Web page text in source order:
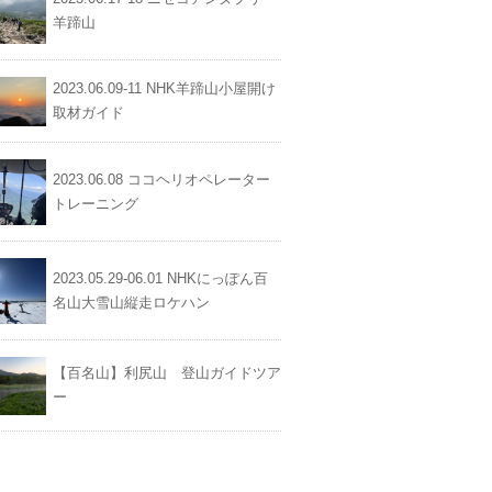
羊蹄山
2023.06.09-11 NHK羊蹄山小屋開け
取材ガイド
2023.06.08 ココヘリオペレーター
トレーニング
2023.05.29-06.01 NHKにっぽん百
名山大雪山縦走ロケハン
【百名山】利尻山 登山ガイドツア
ー